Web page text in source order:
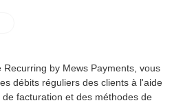
Recurring by Mews Payments, vous
débits réguliers des clients à l'aide
facturation et des méthodes de